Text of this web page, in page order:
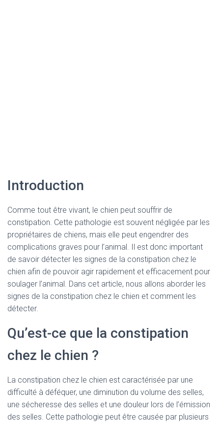
Introduction
Comme tout être vivant, le chien peut souffrir de
constipation. Cette pathologie est souvent négligée par les
propriétaires de chiens, mais elle peut engendrer des
complications graves pour l’animal. Il est donc important
de savoir détecter les signes de la constipation chez le
chien afin de pouvoir agir rapidement et efficacement pour
soulager l’animal. Dans cet article, nous allons aborder les
signes de la constipation chez le chien et comment les
détecter.
Qu’est-ce que la constipation
chez le chien ?
La constipation chez le chien est caractérisée par une
difficulté à déféquer, une diminution du volume des selles,
une sécheresse des selles et une douleur lors de l’émission
des selles. Cette pathologie peut être causée par plusieurs